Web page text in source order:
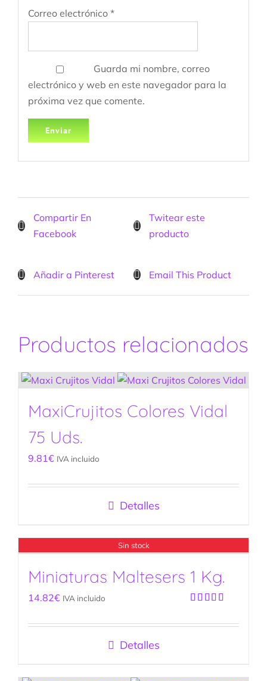
Correo electrónico *
Guarda mi nombre, correo
electrónico y web en este navegador para la
próxima vez que comente.
Compartir En
Facebook
Twitear este
producto
Añadir a Pinterest Email This Product
Productos relacionados
MaxiCrujitos Colores Vidal
75 Uds.
9.81€ IVA incluido
Detalles
Sin stock
Miniaturas Maltesers 1 Kg.
con5.00de
14.82€ IVA incluido
Detalles